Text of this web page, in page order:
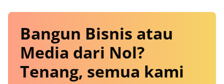
Bangun Bisnis atau
Media dari Nol?
Tenang, semua kami